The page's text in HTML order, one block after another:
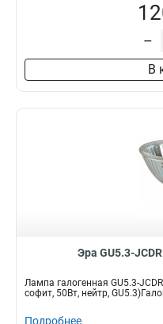
–
В
Эра GU5.3-
Лампа галогенная GU5.3-
софит, 50Вт, нейтр,
Подробнее